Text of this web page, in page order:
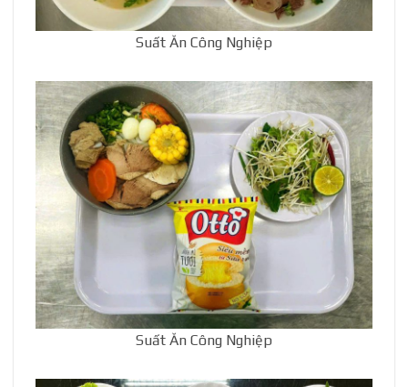
Suất Ăn Công Nghiệp
Suất Ăn Công Nghiệp